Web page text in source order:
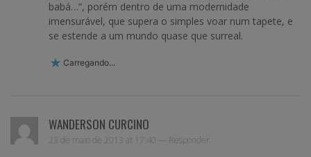
babá…”, porém dentro de uma modernidade
imensurável, que supera o simples voar num tapete, e
se estende a um mundo quase que surreal.
Carregando...
WANDERSON CURCINO
23 de maio de 2013 at 17:40 — Responder